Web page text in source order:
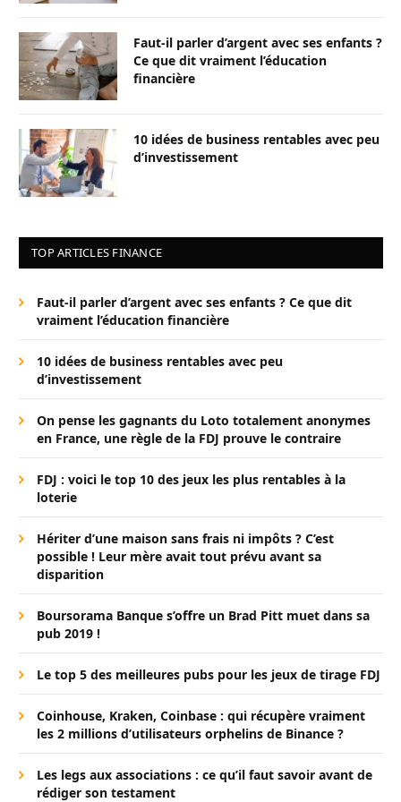
Faut-il parler d’argent avec ses enfants ?
Ce que dit vraiment l’éducation
financière
10 idées de business rentables avec peu
d’investissement
TOP ARTICLES FINANCE
Faut-il parler d’argent avec ses enfants ? Ce que dit
vraiment l’éducation financière
10 idées de business rentables avec peu
d’investissement
On pense les gagnants du Loto totalement anonymes
en France, une règle de la FDJ prouve le contraire
FDJ : voici le top 10 des jeux les plus rentables à la
loterie
Hériter d’une maison sans frais ni impôts ? C’est
possible ! Leur mère avait tout prévu avant sa
disparition
Boursorama Banque s’offre un Brad Pitt muet dans sa
pub 2019 !
Le top 5 des meilleures pubs pour les jeux de tirage FDJ
Coinhouse, Kraken, Coinbase : qui récupère vraiment
les 2 millions d’utilisateurs orphelins de Binance ?
Les legs aux associations : ce qu’il faut savoir avant de
rédiger son testament